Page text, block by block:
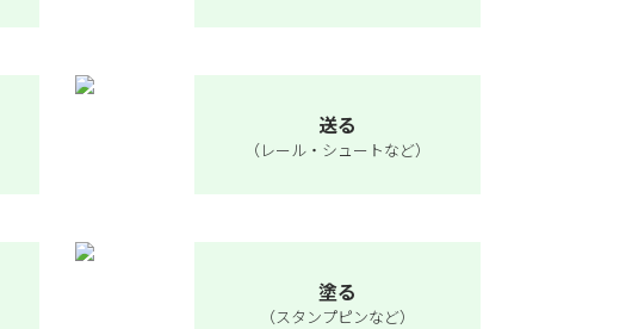
送る
（レール・シュートなど）
塗る
（スタンプピンなど）